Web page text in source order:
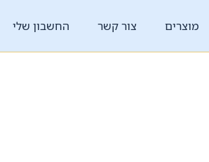
מוצרים צור קשר החשבון שלי